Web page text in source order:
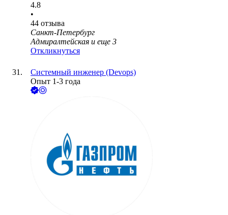
4.8
•
44 отзыва
Санкт-Петербург
Адмиралтейская и еще 3
Откликнуться
Системный инженер (Devops)
Опыт 1-3 года